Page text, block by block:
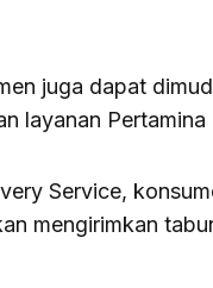
juga dapat
layanan
Service,
mengirimkan